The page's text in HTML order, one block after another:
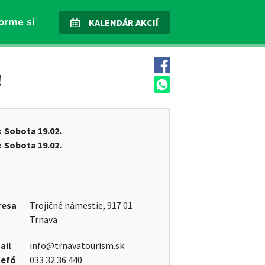
si KALENDÁR AKCIÍ
Sobota 19.02.
Sobota 19.02.
Trojičné námestie, 917 01
Trnava
info@trnavatourism.sk
033 32 36 440